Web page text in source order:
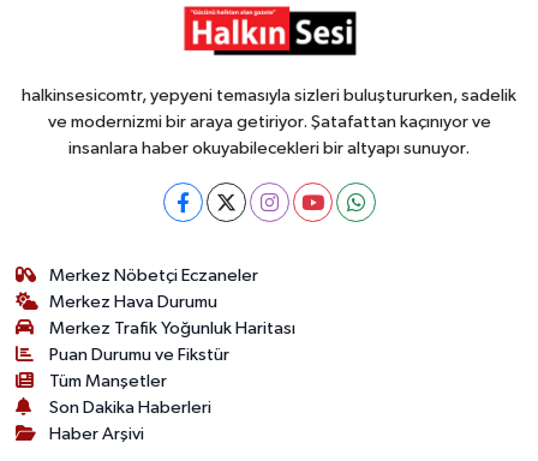
halkinsesicomtr, yepyeni temasıyla sizleri buluştururken, sadelik
ve modernizmi bir araya getiriyor. Şatafattan kaçınıyor ve
insanlara haber okuyabilecekleri bir altyapı sunuyor.
Merkez Nöbetçi Eczaneler
Merkez Hava Durumu
Merkez Trafik Yoğunluk Haritası
Puan Durumu ve Fikstür
Tüm Manşetler
Son Dakika Haberleri
Haber Arşivi